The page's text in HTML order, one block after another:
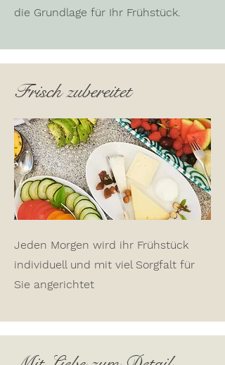
die Grundlage für Ihr Frühstück.
Frisch zubereitet
Jeden Morgen wird ihr Frühstück
individuell und mit viel Sorgfalt für
Sie angerichtet